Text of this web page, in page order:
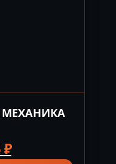
МЕХАНИКА
₽Текущая